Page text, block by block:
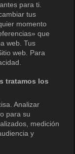
para ti.
tus
momento
que
web. Tus
web. Para
tratamos los
Analizar
para su
medición
y